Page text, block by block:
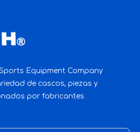
Equipment Company
de cascos, piezas y
por fabricantes